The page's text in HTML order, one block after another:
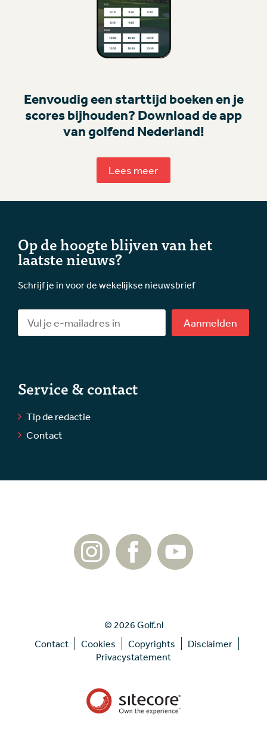
Eenvoudig een starttijd boeken en je
scores bijhouden? Download de app
van golfend Nederland!
Lees meer
Op de hoogte blijven van het
laatste nieuws?
Schrijf je in voor de wekelijkse nieuwsbrief
Aanmelden
Service & contact
Tip de redactie
Contact
© 2026 Golf.nl
Contact
Cookies Copyrights
Disclaimer
Privacystatement